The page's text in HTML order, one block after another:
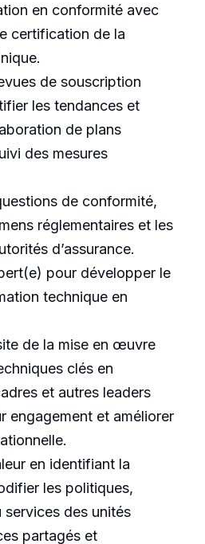
en conformité avec
certification de la
de souscription
les tendances et
de plans
des mesures
de conformité,
réglementaires et les
d’assurance.
pour développer le
technique en
de la mise en œuvre
clés en
et autres leaders
engagement et améliorer
en identifiant la
les politiques,
services des unités
partagés et